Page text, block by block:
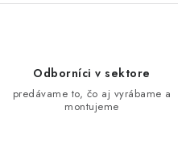
Odborníci v sektore
predávame to, čo aj vyrábame a
montujeme